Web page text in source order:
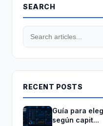
SEARCH
RECENT POSTS
Guía para
según capit...